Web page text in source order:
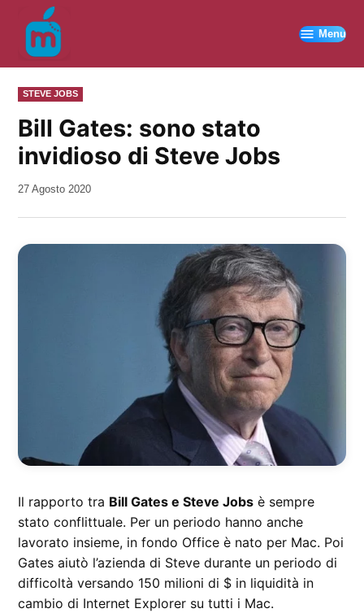
contenuto
Menu
PUBBLICATO
IN
STEVE JOBS
Bill Gates: sono stato
invidioso di Steve Jobs
da
27 Agosto 2020
Il rapporto tra Bill Gates e Steve Jobs è sempre
stato conflittuale. Per un periodo hanno anche
lavorato insieme, in fondo Office è nato per Mac. Poi
Gates aiutò l’azienda di Steve durante un periodo di
difficoltà versando 150 milioni di $ in liquidità in
cambio di Internet Explorer su tutti i Mac.